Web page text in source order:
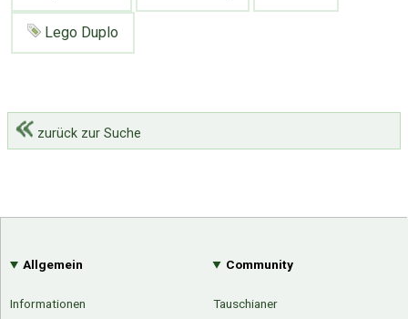
Lego Duplo
zurück zur Suche
Allgemein
Informationen
Community
Tauschianer